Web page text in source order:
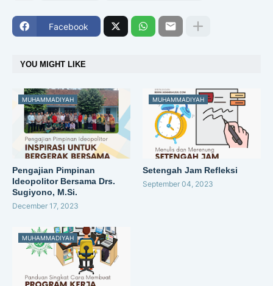
Facebook
YOU MIGHT LIKE
MUHAMMADIYAH
Pengajian Pimpinan
Ideopolitor Bersama Drs.
Sugiyono, M.Si.
December 17, 2023
MUHAMMADIYAH
Setengah Jam Refleksi
September 04, 2023
MUHAMMADIYAH